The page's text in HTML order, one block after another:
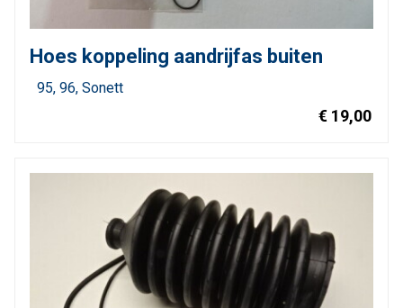
Hoes koppeling aandrijfas buiten
95 96 Sonett
€ 19,00